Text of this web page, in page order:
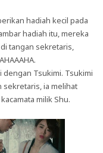
hadiah kecil pada
hadiah itu, mereka
tangan sekretaris,
dengan Tsukimi. Tsukimi
sekretaris, ia melihat
milik Shu.